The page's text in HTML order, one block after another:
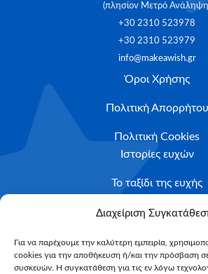
Διαχείριση
Για να παρέχουμε την καλύτερη εμπειρία,
cookies για την αποθήκευση ή/και την πρόσβαση
συσκευών. Η συγκατάθεση για τις εν λόγω
(πλησίον Μετρό
+30 2310 523978
+30 2310 523979
info@makeawish.gr
Όροι Χρήσης
Πολιτική Απορρήτου
Πολιτική Cookies
Ιστορίες ευχών
Το ταξίδι της ευχής
Κριτήρια
Υποβολή Αιτήματος
NEWSLETTER